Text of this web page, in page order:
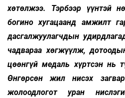
хөтөлжээ. Тэрбээр үүнтэй
богино хугацаанд амжилт
дасгалжуулагчдын
чадвараа хөгжүүлж,
цөөнгүй медаль хүртсэн нь
Өнгөрсөн жил нисэх
жолоодлогот уран